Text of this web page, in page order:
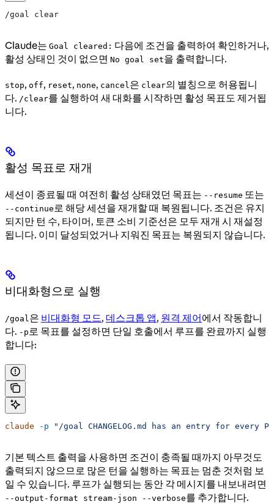
/goal clear
Claude는 Goal cleared: 다음에 조건을 출력하여 확인하거나,
활성 상태인 것이 없으면 No goal set을 출력합니다.
stop, off, reset, none, cancel 은 clear의 별칭으로 허용됩니
다. /clear를 실행하여 새 대화를 시작하면 활성 목표도 제거됩
니다.
활성 목표로 재개
세션이 종료될 때 여전히 활성 상태였던 목표는 --resume 또는
--continue 로 해당 세션을 재개할 때 복원됩니다. 조건은 유지
되지만 턴 수, 타이머, 토큰 소비 기준선은 모두 재개 시 재설정
됩니다. 이미 달성되었거나 지워진 목표는 복원되지 않습니다.
비대화형으로 실행
/goal 은 비대화형 모드, 데스크톱 앱, 원격 제어에서 작동합니
다. -p 로 목표를 설정하면 단일 호출에서 루프를 완료까지 실행
합니다:
claude -p "/goal CHANGELOG.md has an entry for every
기본 텍스트 출력을 사용하면 조건이 충족될 때까지 아무것도
출력되지 않으므로 많은 턴을 실행하는 목표는 멈춘 것처럼 보
일 수 있습니다. 루프가 실행되는 동안 각 메시지를 내보내려면
--output-format stream-json --verbose를 추가합니다.